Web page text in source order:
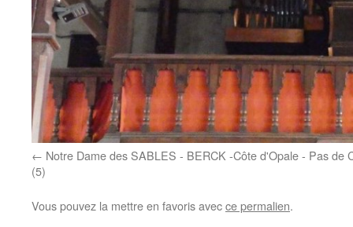
Notre Dame des SABLES - BERCK -Côte d'Opale - Pas de
(5)
Vous pouvez la mettre en favoris avecce permalien.